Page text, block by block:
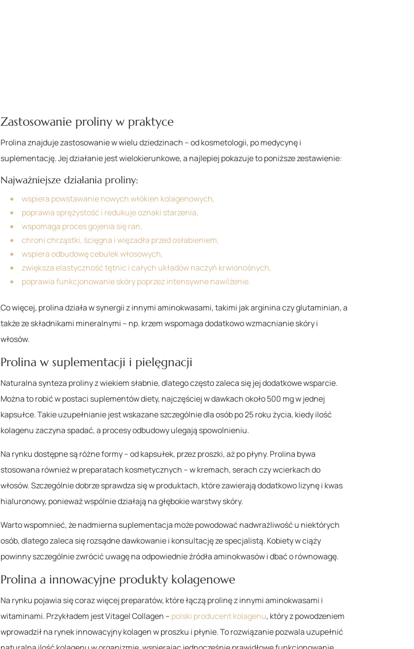
Zastosowanie proliny w praktyce
Prolina znajduje zastosowanie w wielu dziedzinach – od kosmetologii, po medycynę i
suplementację. Jej działanie jest wielokierunkowe, a najlepiej pokazuje to poniższe zestawienie:
Najważniejsze działania proliny:
wspiera powstawanie nowych włókien kolagenowych,
poprawia sprężystość i redukuje oznaki starzenia,
wspomaga proces gojenia się ran,
chroni chrząstki, ścięgna i więzadła przed osłabieniem,
wspiera odbudowę cebulek włosowych,
zwiększa elastyczność tętnic i całych układów naczyń krwionośnych,
poprawia funkcjonowanie skóry poprzez intensywne nawilżenie.
Co więcej, prolina działa w synergii z innymi aminokwasami, takimi jak arginina czy glutaminian, a
także ze składnikami mineralnymi – np. krzem wspomaga dodatkowo wzmacnianie skóry i
włosów.
Prolina w suplementacji i pielęgnacji
Naturalna synteza proliny z wiekiem słabnie, dlatego często zaleca się jej dodatkowe wsparcie.
Można to robić w postaci suplementów diety, najczęściej w dawkach około 500 mg w jednej
kapsułce. Takie uzupełnianie jest wskazane szczególnie dla osób po 25 roku życia, kiedy ilość
kolagenu zaczyna spadać, a procesy odbudowy ulegają spowolnieniu.
Na rynku dostępne są różne formy – od kapsułek, przez proszki, aż po płyny. Prolina bywa
stosowana również w preparatach kosmetycznych – w kremach, serach czy wcierkach do
włosów. Szczególnie dobrze sprawdza się w produktach, które zawierają dodatkowo lizynę i kwas
hialuronowy, ponieważ wspólnie działają na głębokie warstwy skóry.
Warto wspomnieć, że nadmierna suplementacja może powodować nadwrażliwość u niektórych
osób, dlatego zaleca się rozsądne dawkowanie i konsultację ze specjalistą. Kobiety w ciąży
powinny szczególnie zwrócić uwagę na odpowiednie źródła aminokwasów i dbać o równowagę.
Prolina a innowacyjne produkty kolagenowe
Na rynku pojawia się coraz więcej preparatów, które łączą prolinę z innymi aminokwasami i
witaminami. Przykładem jest Vitagel Collagen – polski producent kolagenu, który z powodzeniem
wprowadził na rynek innowacyjny kolagen w proszku i płynie. To rozwiązanie pozwala uzupełnić